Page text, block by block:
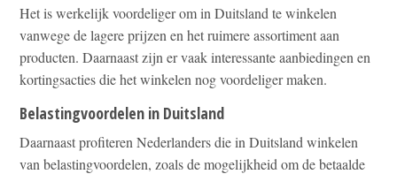
Het is werkelijk voordeliger om in Duitsland te winkelen
vanwege de lagere prijzen en het ruimere assortiment aan
producten. Daarnaast zijn er vaak interessante aanbiedingen en
kortingsacties die het winkelen nog voordeliger maken.
Belastingvoordelen in Duitsland
Daarnaast profiteren Nederlanders die in Duitsland winkelen
van belastingvoordelen, zoals de mogelijkheid om de betaalde